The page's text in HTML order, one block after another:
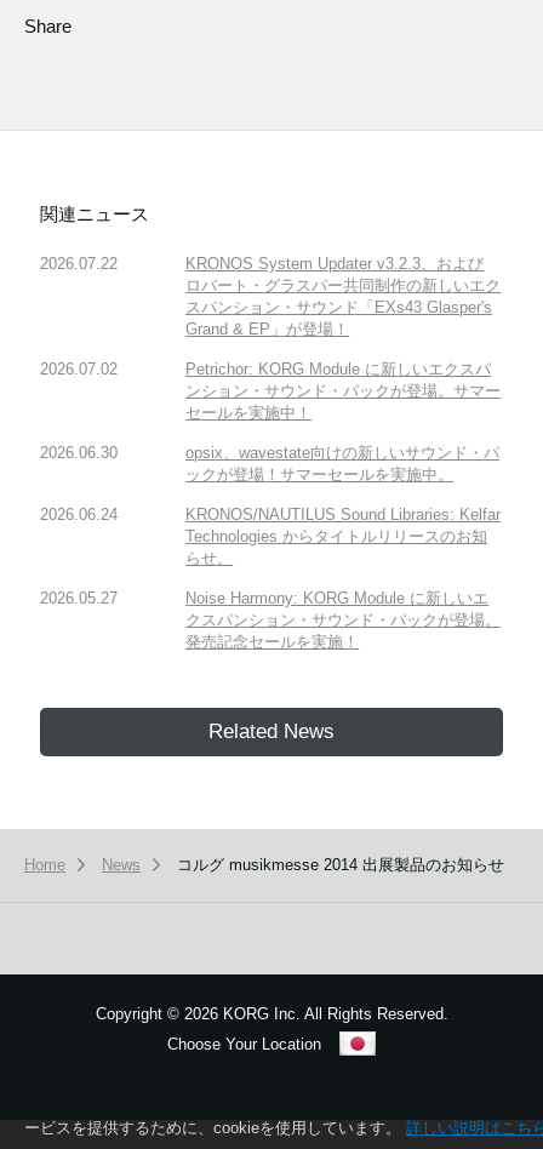
Share
関連ニュース
2026.07.22
KRONOS System Updater v3.2.3、および
ロバート・グラスパー共同制作の新しいエク
スパンション・サウンド「EXs43 Glasper's
Grand & EP」が登場！
2026.07.02
Petrichor: KORG Module に新しいエクスパ
ンション・サウンド・パックが登場。サマー
セールを実施中！
2026.06.30
opsix、wavestate向けの新しいサウンド・パ
ックが登場！サマーセールを実施中。
2026.06.24
KRONOS/NAUTILUS Sound Libraries: Kelfar
Technologies からタイトルリリースのお知
らせ。
2026.05.27
Noise Harmony: KORG Module に新しいエ
クスパンション・サウンド・パックが登場。
発売記念セールを実施！
Related News
Home News コルグ musikmesse 2014 出展製品のお知らせ
Copyright ©2026 KORG Inc. All Rights Reserved.
Choose Your Location
ービスを提供するために、cookieを使用しています。 詳しい説明はこち